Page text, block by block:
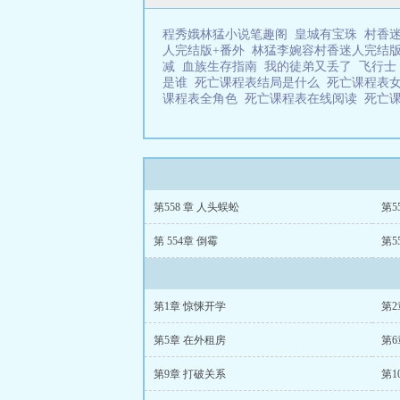
程秀娥林猛小说笔趣阁 皇城有宝珠 村香
人完结版+番外 林猛李婉容村香迷人完结
减
血族生存指南 我的徒弟又丢了
飞行士
是谁 死亡课程表结局是什么 死亡课程表
课程表全角色 死亡课程表在线阅读 死亡
第558 章 人头蜈蚣 第
第 554章 倒霉 第
第1章 惊悚开学 第2
第5章 在外租房 第6
第9章 打破关系 第